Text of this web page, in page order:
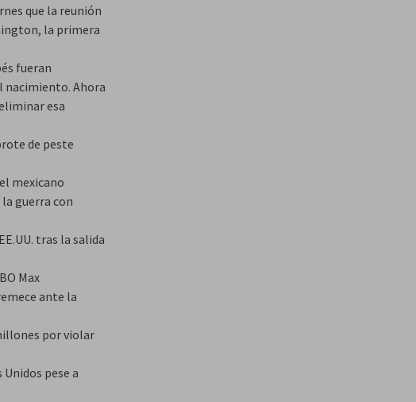
que la reunión
la primera
fueran
nacimiento. Ahora
esa
de peste
mexicano
guerra con
tras la salida
Max
ante la
por violar
pese a